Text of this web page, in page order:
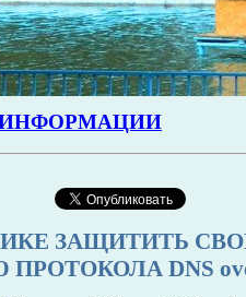
ЗАЩИТИТЬ
DNS